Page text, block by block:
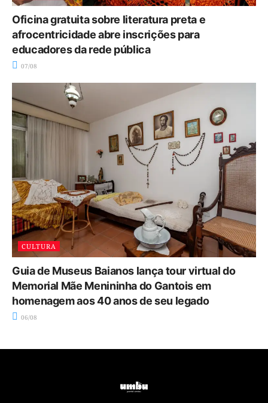
Oficina gratuita sobre literatura preta e
afrocentricidade abre inscrições para
educadores da rede pública
07/08
CULTURA
Guia de Museus Baianos lança tour virtual do
Memorial Mãe Menininha do Gantois em
homenagem aos 40 anos de seu legado
06/08